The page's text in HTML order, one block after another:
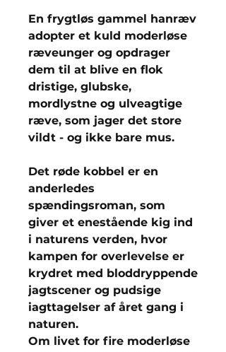
En frygtløs gammel hanræv
adopter et kuld moderløse
ræveunger og opdrager
dem til at blive en flok
dristige, glubske,
mordlystne og ulveagtige
ræve, som jager det store
vildt - og ikke bare mus.
Det røde kobbel er en
anderledes
spændingsroman, som
giver et enestående kig ind
i naturens verden, hvor
kampen for overlevelse er
krydret med bloddryppende
jagtscener og pudsige
iagttagelser af året gang i
naturen.
Om livet for fire moderløse